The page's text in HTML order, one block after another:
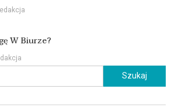
W Biurze?
Szukaj: